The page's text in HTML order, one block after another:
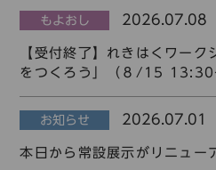
もよおし 2026.07.08
【受付終了】れきはくワーク
をつくろう」（８/15 13:30
お知らせ 2026.07.01
本日から常設展示がリニュ